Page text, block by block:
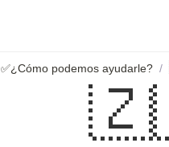
✅¿Cómo podemos ayudarle? /